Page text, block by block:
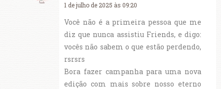
1 de julho de 2025 às 09:20
Você não é a primeira pessoa que me
diz que nunca assistiu Friends, e digo:
vocês não sabem o que estão perdendo,
rsrsrs
Bora fazer campanha para uma nova
edição com mais sobre nosso eterno